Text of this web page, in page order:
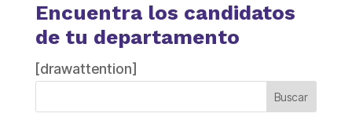
Encuentra los candidatos
de tu departamento
[drawattention]
Buscar